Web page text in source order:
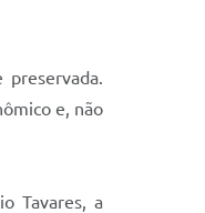
e, não
Tavares, a